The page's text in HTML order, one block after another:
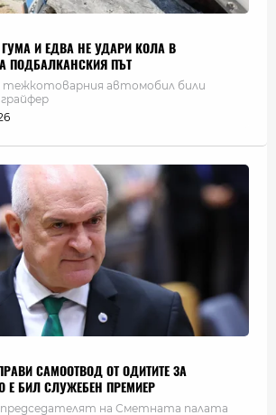
И ЕДВА НЕ УДАРИ КОЛА В
ПОДБАЛКАНСКИЯ ПЪТ
тежкотоварния автомобил били
САМООТВОД ОТ ОДИТИТЕ ЗА
Е БИЛ СЛУЖЕБЕН ПРЕМИЕР
на Сметната палата